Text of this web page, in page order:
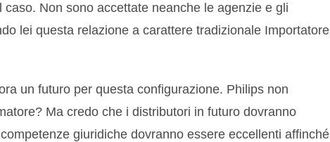
Non sono accettate neanche le agenzie e gli
lei questa relazione a carattere tradizionale Importatore
un futuro per questa configurazione. Philips non
Ma credo che i distributori in futuro dovranno
giuridiche dovranno essere eccellenti affinché